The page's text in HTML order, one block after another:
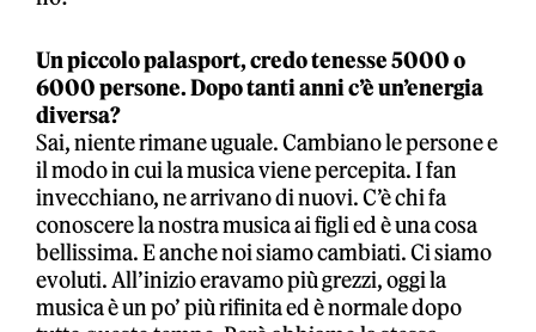
Un piccolo palasport, credo tenesse 5000 o
6000 persone. Dopo tanti anni c’è un’energia
diversa?
Sai, niente rimane uguale. Cambiano le persone e
il modo in cui la musica viene percepita. I fan
invecchiano, ne arrivano di nuovi. C’è chi fa
conoscere la nostra musica ai figli ed è una cosa
bellissima. E anche noi siamo cambiati. Ci siamo
evoluti. All’inizio eravamo più grezzi, oggi la
musica è un po’ più rifinita ed è normale dopo